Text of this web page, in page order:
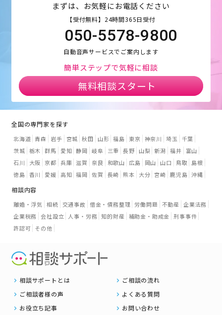
まずは、お気軽にお電話ください
【受付無料】24時間365日受付
050-5578-9800
自動音声サービスでご案内します
簡単ステップで気軽に相談
無料相談スタート
全国の専門家を探す
北海道 青森 岩手 宮城 秋田 山形 福島 東京 神奈川 埼玉
千葉
茨城 栃木 群馬 愛知 静岡 岐阜 三重 長野 山梨 新潟 福井
富山
石川
大阪 京都 兵庫 滋賀 奈良 和歌山 広島 岡山 山口 鳥取
島根
徳島 香川 愛媛 高知 福岡 佐賀 長崎 熊本 大分 宮崎 鹿児島 沖縄
相談内容
離婚・浮気 相続 交通事故 借金・債務整理 労働問題 不動産 企業法務
企業税務 会社設立 人事・労務 知的財産 補助金・助成金 刑事事件
許認可 その他
相談サポートとは
ご相談の流れ
ご相談者様の声
よくある質問
お役立ち記事
お問い合わせ